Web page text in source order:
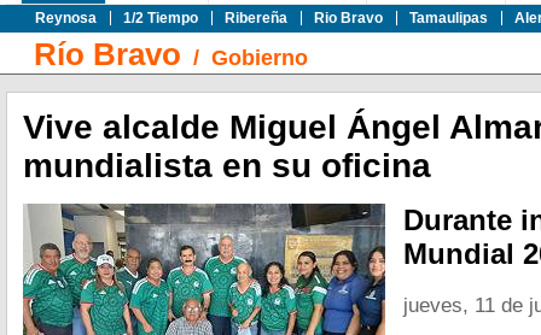
Reynosa
1/2 Tiempo Ribereña Rio Bravo Tamaulipas
Río Bravo / Gobierno
Vive alcalde Miguel Ángel
mundialista en su oficina
Durante
Mundial
jueves, 11 de